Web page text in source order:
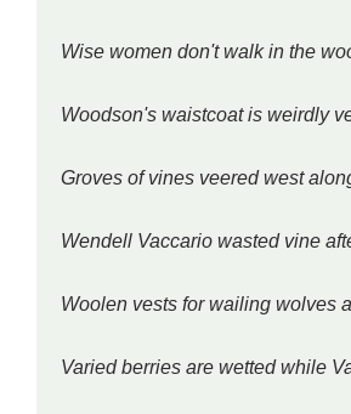
Wise women don't walk in the
Woodson's waistcoat is weirdly
Groves of vines veered west
Wendell Vaccario wasted vine
Woolen vests for wailing wolves
Varied berries are wetted while